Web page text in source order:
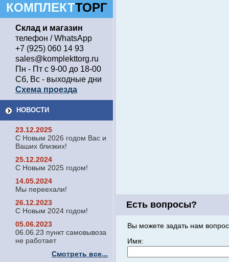
КОМПЛЕКТТОРГ
Склад и магазин
телефон / WhatsApp
+7 (925) 060 14 93
sales@komplekttorg.ru
Пн - Пт с 9-00 до 18-00
Сб, Вс - выходные дни
Схема проезда
НОВОСТИ
23.12.2025
С Новым 2026 годом Вас и
Ваших близких!
25.12.2024
С Новым 2025 годом!
14.05.2024
Мы переехали!
26.12.2023
С Новым 2024 годом!
05.06.2023
06.06.23 пункт самовывоза
не работает
Смотреть все...
Есть вопросы?
Вы можете задать нам
Имя: